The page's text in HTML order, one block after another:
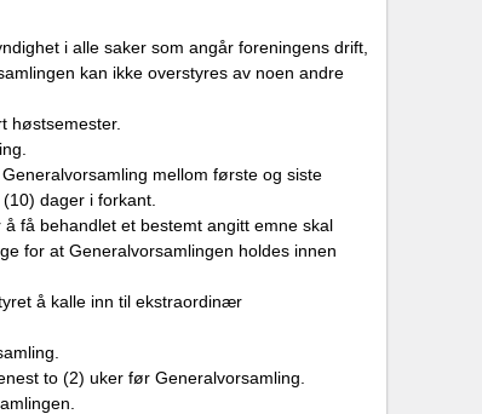
i alle saker som angår foreningens drift,
kan ikke overstyres av noen andre
høstsemester.
mellom første og siste
dager i forkant.
få behandlet et bestemt angitt emne skal
for at Generalvorsamlingen holdes innen
å kalle inn til ekstraordinær
to (2) uker før Generalvorsamling.